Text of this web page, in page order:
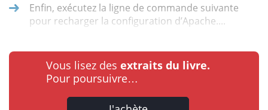
Enfin, exécutez la ligne de commande suivante
pour recharger la configuration d’Apache....
Vous lisez des extraits du livre.
Pour poursuivre…